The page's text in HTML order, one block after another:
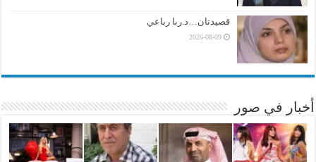
قصيدتان…د.ربا رباعي
2026-08-09
أخبار في صور